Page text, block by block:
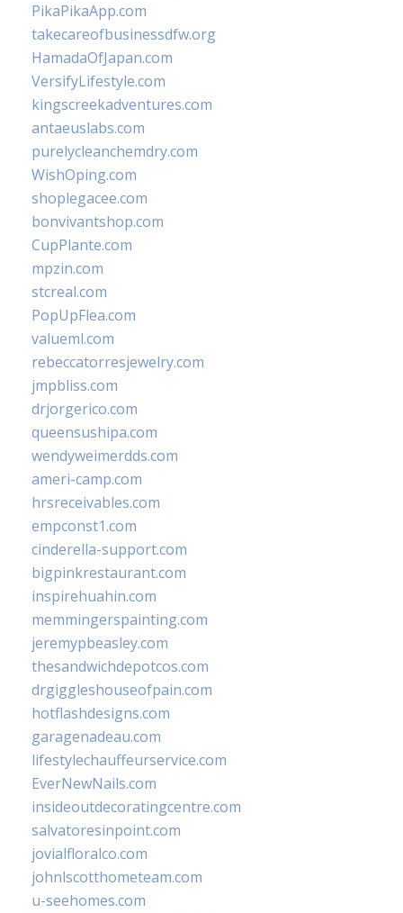
PikaPikaApp.com
takecareofbusinessdfw.org
HamadaOfJapan.com
VersifyLifestyle.com
kingscreekadventures.com
antaeuslabs.com
purelycleanchemdry.com
WishOping.com
shoplegacee.com
bonvivantshop.com
CupPlante.com
mpzin.com
stcreal.com
PopUpFlea.com
valueml.com
rebeccatorresjewelry.com
jmpbliss.com
drjorgerico.com
queensushipa.com
wendyweimerdds.com
ameri-camp.com
hrsreceivables.com
empconst1.com
cinderella-support.com
bigpinkrestaurant.com
inspirehuahin.com
memmingerspainting.com
jeremypbeasley.com
thesandwichdepotcos.com
drgiggleshouseofpain.com
hotflashdesigns.com
garagenadeau.com
lifestylechauffeurservice.com
EverNewNails.com
insideoutdecoratingcentre.com
salvatoresinpoint.com
jovialfloralco.com
johnlscotthometeam.com
u-seehomes.com